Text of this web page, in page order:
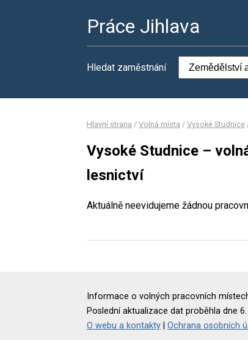
Práce Jihlava
Hledat zaměstnání
Hlavní strana / Volná místa / Vysoké Studnice
Vysoké Studnice –
lesnictví
Aktuálně neevidujeme žádnou
Informace o volných pracovních
Poslední aktualizace dat proběhla dne 6.
O webu a kontakty
Ochrana osobních